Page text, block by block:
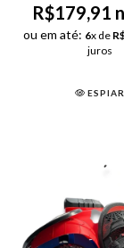
R$179,91
ou em até: 6x de
juros
ESPIAR